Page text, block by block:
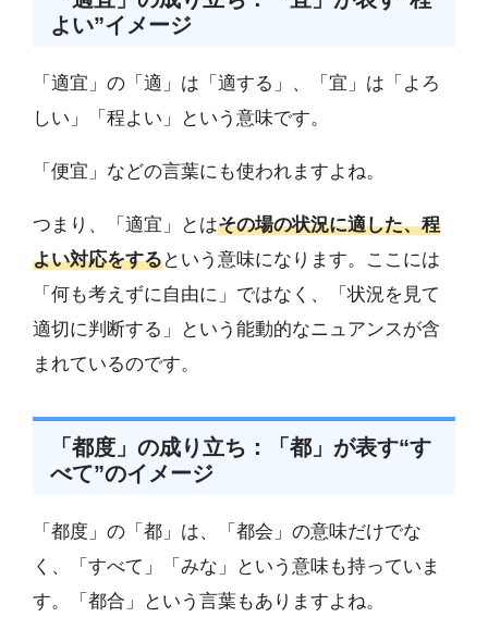
よい”イメージ
「適宜」の「適」は「適する」、「宜」は「よろ
しい」「程よい」という意味です。
「便宜」などの言葉にも使われますよね。
つまり、「適宜」とはその場の状況に適した、程
よい対応をするという意味になります。ここには
「何も考えずに自由に」ではなく、「状況を見て
適切に判断する」という能動的なニュアンスが含
まれているのです。
「都度」の成り立ち：「都」が表す“す
べて”のイメージ
「都度」の「都」は、「都会」の意味だけでな
く、「すべて」「みな」という意味も持っていま
す。「都合」という言葉もありますよね。